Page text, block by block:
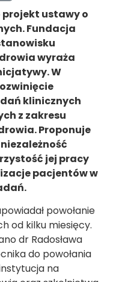
ustawy o
Fundacja
wyraża
W
klinicznych
z zakresu
Proponuje
jej pracy
pacjentów w
powołanie
od kilku miesięcy.
dr Radosława
do powołania
na